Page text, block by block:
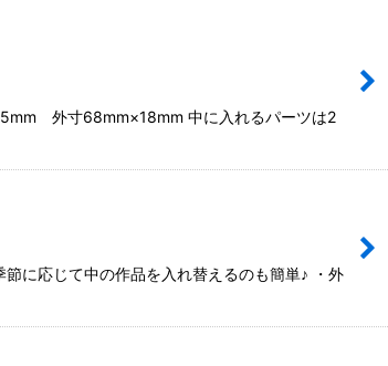
外寸68mm×18mm 中に入れるパーツは2
応じて中の作品を入れ替えるのも簡単♪ ・外